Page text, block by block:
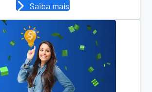
Saiba mais